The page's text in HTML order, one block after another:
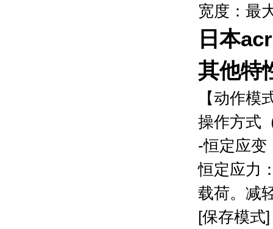
宽度：最
日本
其他特
【动作模
操作方式
-恒定应变
恒定应力
载荷。减
[保存模式]